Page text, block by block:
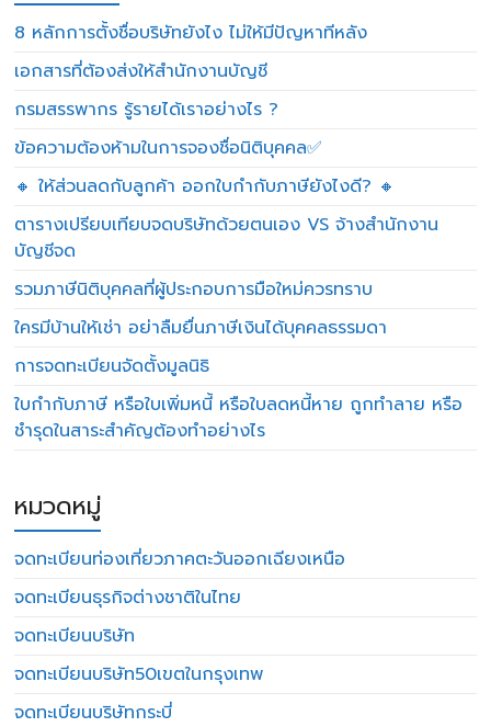
8 หลักการตั้งชื่อบริษัทยังไง ไม่ให้มีปัญหาทีหลัง
เอกสารที่ต้องส่งให้สำนักงานบัญชี
กรมสรรพากร รู้รายได้เราอย่างไร ?
ข้อความต้องห้ามในการจองชื่อนิติบุคคล✅
🔸 ให้ส่วนลดกับลูกค้า ออกใบกำกับภาษียังไงดี? 🔸
ตารางเปรียบเทียบจดบริษัทด้วยตนเอง VS จ้างสำนักงาน
บัญชีจด
รวมภาษีนิติบุคคลที่ผู้ประกอบการมือใหม่ควรทราบ
ใครมีบ้านให้เช่า อย่าลืมยื่นภาษีเงินได้บุคคลธรรมดา
การจดทะเบียนจัดตั้งมูลนิธิ
ใบกำกับภาษี หรือใบเพิ่มหนี้ หรือใบลดหนี้หาย ถูกทำลาย หรือ
ชำรุดในสาระสำคัญต้องทำอย่างไร
หมวดหมู่
จดทะเบียนท่องเที่ยวภาคตะวันออกเฉียงเหนือ
จดทะเบียนธุรกิจต่างชาติในไทย
จดทะเบียนบริษัท
จดทะเบียนบริษัท50เขตในกรุงเทพ
จดทะเบียนบริษัทกระบี่